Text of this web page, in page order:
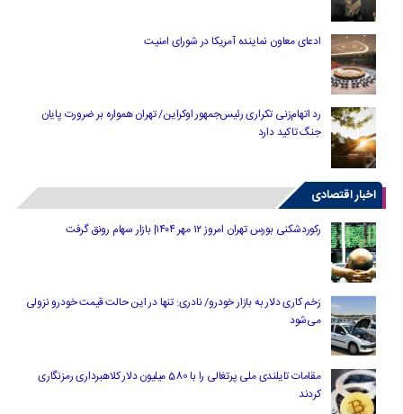
ادعای معاون نماینده آمریکا در شورای امنیت
رد اتهام‌زنی تکراری رئیس‌جمهور اوکراین/ تهران همواره بر ضرورت پایان
جنگ تاکید دارد
اخبار اقتصادی
رکوردشکنی بورس تهران امروز ۱۲ مهر ۱۴۰۴| بازار سهام رونق گرفت
زخم کاری دلار به بازار خودرو/ نادری: تنها در این حالت قیمت خودرو نزولی
می‌شود
مقامات تایلندی ملی پرتغالی را با 580 میلیون دلار کلاهبرداری رمزنگاری
کردند